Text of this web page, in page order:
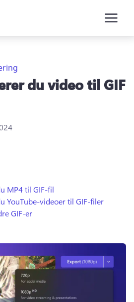
du video til GIF
MP4 til GIF-fil
YouTube-videoer til GIF-filer
GIF-er